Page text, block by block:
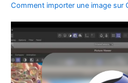
Comment importer une image sur